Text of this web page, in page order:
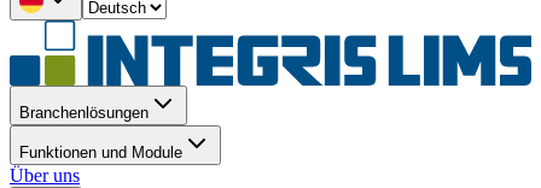
Branchenlösungen
Funktionen und Module
Über uns